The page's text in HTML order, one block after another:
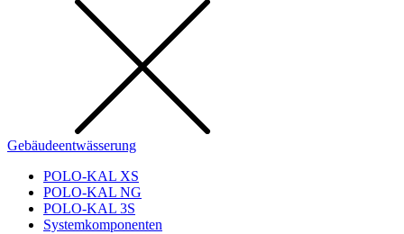
Gebäudeentwässerung
POLO-KAL XS
POLO-KAL NG
POLO-KAL 3S
Systemkomponenten